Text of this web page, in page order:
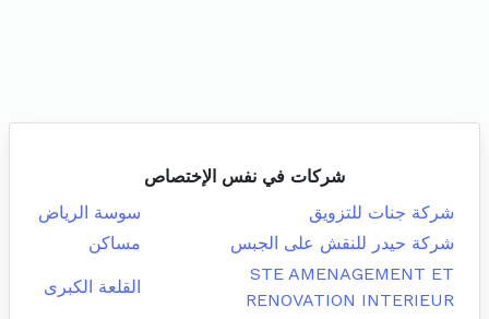
شركات في نفس الإختصاص
شركة جنات للتزويق
سوسة الرياض
شركة حيدر للنقش على الجبس
مساكن
STE AMENAGEMENT ET
RENOVATION INTERIEUR
القلعة الكبرى